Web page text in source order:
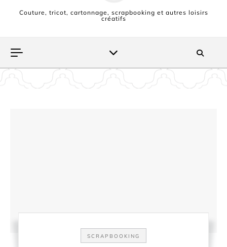
Couture, tricot, cartonnage, scrapbooking et autres loisirs
créatifs
SCRAPBOOKING